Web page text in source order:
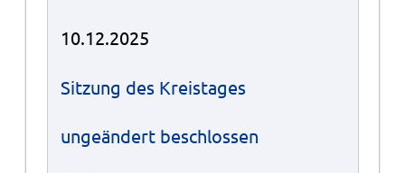
10.12.2025
Sitzung des Kreistages
ungeändert beschlossen